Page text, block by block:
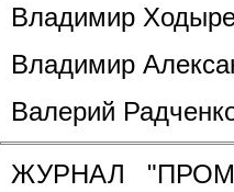
Владимир
Владимир
Валерий
ЖУРНАЛ